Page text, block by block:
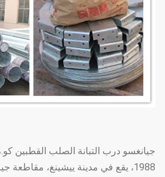
جيانغسو درب التبانة الصلب القطبين
1988، يقع في مدينة ييشينغ،